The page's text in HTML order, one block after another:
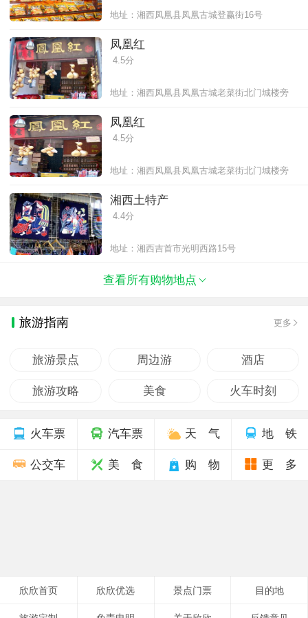
地址：湘西凤凰县凤凰古城登赢街16号
凤凰红
4.5分
地址：湘西凤凰县凤凰古城老菜街北门城楼旁
凤凰红
4.5分
地址：湘西凤凰县凤凰古城老菜街北门城楼旁
湘西土特产
4.4分
地址：湘西吉首市光明西路15号
查看所有购物地点
旅游指南 更多
旅游景点 周边游 酒店
旅游攻略 美食 火车时刻
火车票 汽车票 天 气 地 铁
公交车 美 食 购 物 更 多
欣欣首页 欣欣优选 景点门票 目的地